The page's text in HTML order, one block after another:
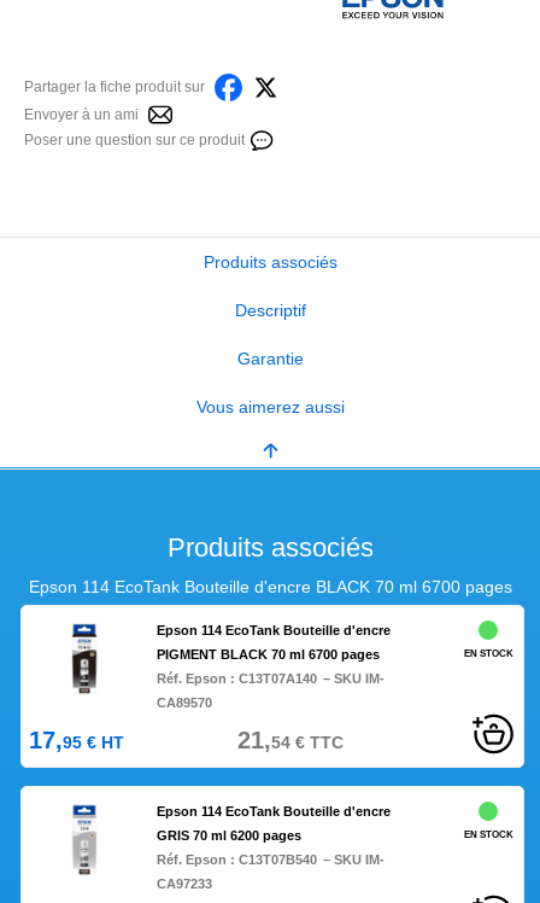
Partager la fiche produit sur
Envoyer à un ami
Poser une question sur ce produit
Produits associés
Descriptif
Garantie
Vous aimerez aussi
Produits associés
Epson 114 EcoTank Bouteille d'encre BLACK 70 ml 6700 pages
Epson 114 EcoTank Bouteille d'encre
PIGMENT BLACK 70 ml 6700 pages
Réf. Epson :C13T07A140 – SKU IM-
CA89570
EN STOCK
17,95 € HT 21,54€TTC
Epson 114 EcoTank Bouteille d'encre
GRIS 70 ml 6200 pages
Réf. Epson :C13T07B540 – SKU IM-
CA97233
EN STOCK